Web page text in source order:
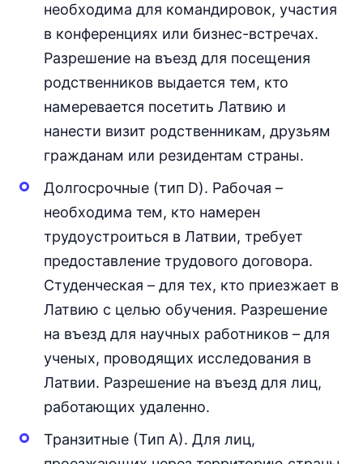
необходима для командировок, участия
в конференциях или бизнес-встречах.
Разрешение на въезд для посещения
родственников выдается тем, кто
намеревается посетить Латвию и
нанести визит родственникам, друзьям
гражданам или резидентам страны.
Долгосрочные (тип D). Рабочая –
необходима тем, кто намерен
трудоустроиться в Латвии, требует
предоставление трудового договора.
Студенческая – для тех, кто приезжает в
Латвию с целью обучения. Разрешение
на въезд для научных работников – для
ученых, проводящих исследования в
Латвии. Разрешение на въезд для лиц,
работающих удаленно.
Транзитные (Тип А). Для лиц,